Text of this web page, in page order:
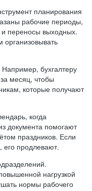
планирования
рабочие периоды,
переносы выходных.
бухгалтеру
месяц, чтобы
которые получают
когда
документа помогают
праздников. Если
его продлевают.
нагрузкой
нормы рабочего